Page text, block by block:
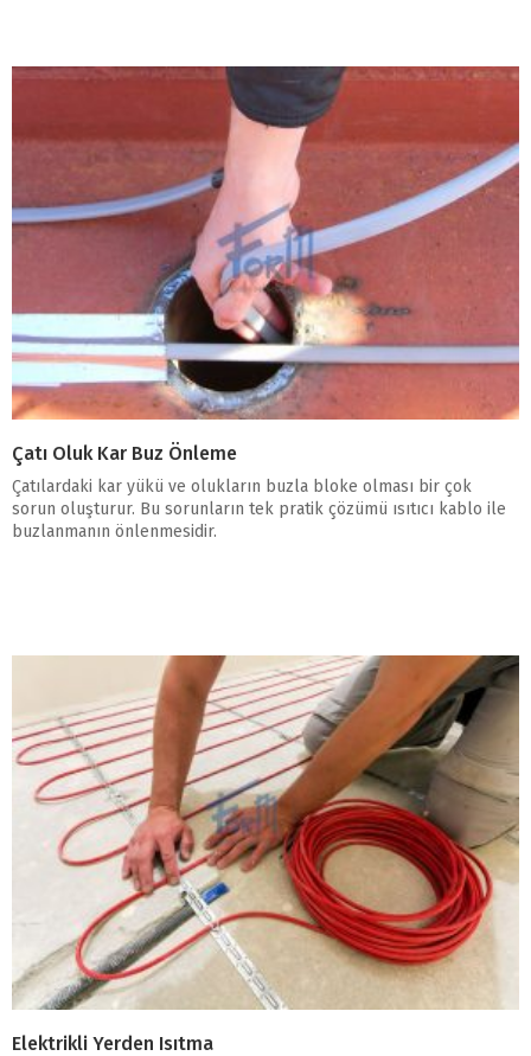
Çatı Oluk Kar Buz Önleme
Çatılardaki kar yükü ve olukların buzla bloke olması bir çok
sorun oluşturur. Bu sorunların tek pratik çözümü ısıtıcı kablo ile
buzlanmanın önlenmesidir.
Elektrikli Yerden Isıtma